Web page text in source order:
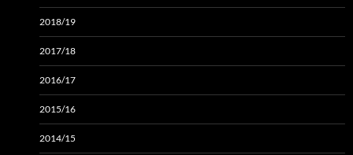
2018/19
2017/18
2016/17
2015/16
2014/15